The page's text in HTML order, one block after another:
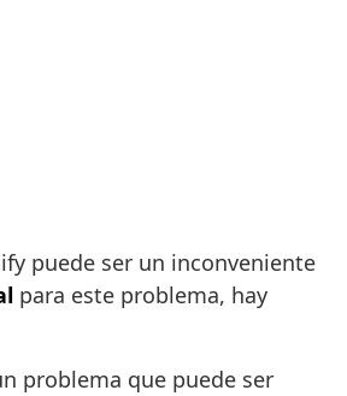
puede ser un inconveniente
para este problema, hay
problema que puede ser